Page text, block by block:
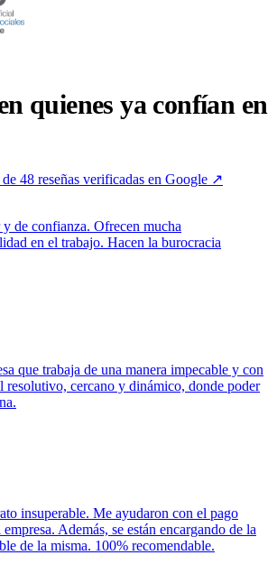
quienes ya confían en
de 48 reseñas verificadas en Google ↗
de confianza. Ofrecen mucha
en el trabajo. Hacen la burocracia
que trabaja de una manera impecable y con
resolutivo, cercano y dinámico, donde poder
insuperable. Me ayudaron con el pago
Además, se están encargando de la
de la misma. 100% recomendable.